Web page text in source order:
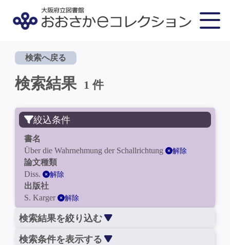
検索へ戻る
検索結果 1 件
絞込条件
書名
Über die Wahrnehmung der Schallrichtung
解除
論文種類
Diss.
解除
出版社
S. Karger
解除
検索結果を絞り込む
検索条件を表示する